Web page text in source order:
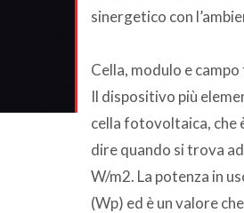
sinergetico con
Cella, modulo e
Il dispositivo più
cella fotovoltaica, che
dire quando si trova
W/m2. La potenza in
(Wp) ed è un valore